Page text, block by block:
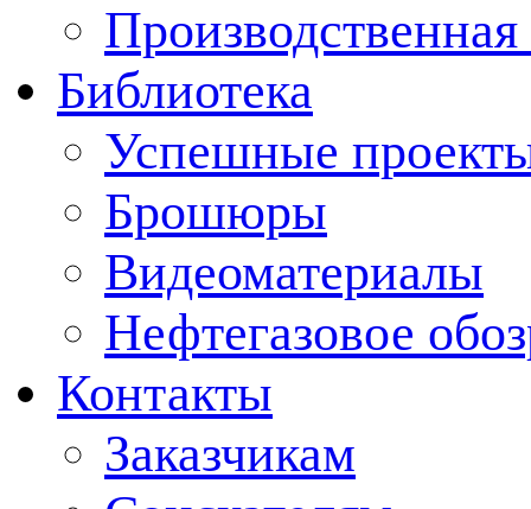
Производственная
Библиотека
Успешные
Брошюры
Видеоматериалы
Нефтегазовое
Контакты
Заказчикам